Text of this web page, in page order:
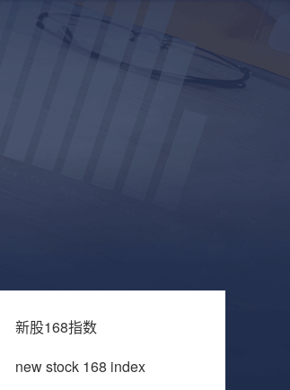
新股168指数
new stock 168 index